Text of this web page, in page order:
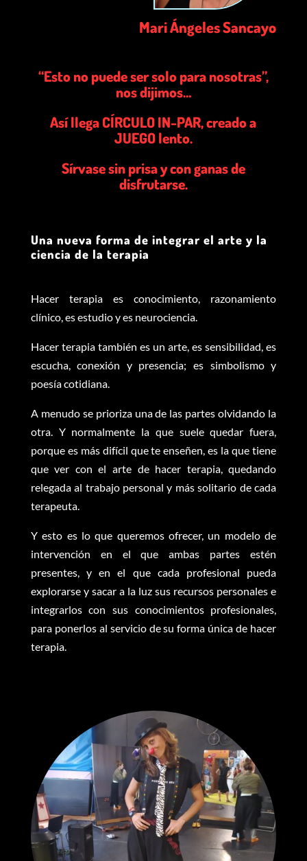
Mari Ángeles Sancayo
“Esto no puede ser solo para nosotras”,
nos dijimos…
Así llega CÍRCULO IN-PAR, creado a
JUEGO lento.
Sírvase sin prisa y con ganas de
disfrutarse.
Una nueva forma de integrar el arte y la
ciencia de la terapia
Hacer terapia es conocimiento, razonamiento
clínico, es estudio y es neurociencia.
Hacer terapia también es un arte, es sensibilidad, es
escucha, conexión y presencia; es simbolismo y
poesía cotidiana.
A menudo se prioriza una de las partes olvidando la
otra. Y normalmente la que suele quedar fuera,
porque es más difícil que te enseñen, es la que tiene
que ver con el arte de hacer terapia, quedando
relegada al trabajo personal y más solitario de cada
terapeuta.
Y esto es lo que queremos ofrecer, un modelo de
intervención en el que ambas partes estén
presentes, y en el que cada profesional pueda
explorarse y sacar a la luz sus recursos personales e
integrarlos con sus conocimientos profesionales,
para ponerlos al servicio de su forma única de hacer
terapia.